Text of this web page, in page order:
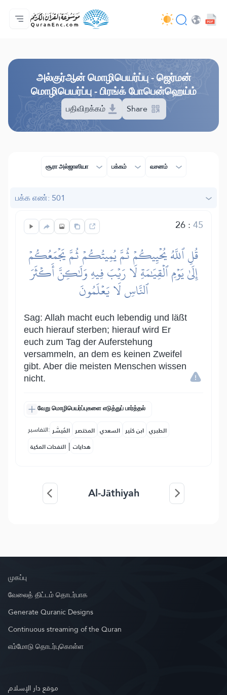
முகப்பு
மொழிபெயர்ப்பு அட்டவணை
Audio
வடிவமைப்போரின் பணிகள் - API
வேலைத் திட்டம் தொடர்பாக
எம்மோடு தொடர்புகொள்ள
மொழி
அல்குர்ஆன் மொழிபெயர்ப்பு - ஜெர்மன்
மொழிபெயர்ப்பு - பிரங்க் போபென்ஹெய்ம்
பதிவிறக்கம் Share
சூரா அல்ஜாஸியா பக்கம் வசனம்
பக்க எண்: 501
26:45
قُلِ ٱللَّهُ يُحۡيِيكُمۡ ثُمَّ يُمِيتُكُمۡ ثُمَّ يَجۡمَعُكُمۡ
إِلَىٰ يَوۡمِ ٱلۡقِيَٰمَةِ لَا رَيۡبَ فِيهِ وَلَٰكِنَّ أَكۡثَرَ
ٱلنَّاسِ لَا يَعۡلَمُونَ
Sag: Allah macht euch lebendig und läßt
euch hierauf sterben; hierauf wird Er
euch zum Tag der Auferstehung
versammeln, an dem es keinen Zweifel
gibt. Aber die meisten Menschen wissen
nicht.
வேறு மொழிபெயர்ப்புகளை எடுத்துப் பார்த்தல்
التفاسير: المُيسَّر المختصر السعدي ابن كثير الطبري
النفحات المكية | هدايات
Al-Jāthiyah
முகப்பு
வேலைத் திட்டம் தொடர்பாக
Generate Quranic Designs
Continuous streaming of the Quran
எம்மோடு தொடர்புகொள்ள
موقع دار الإسلام